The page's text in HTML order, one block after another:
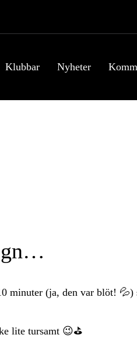
Klubbar Nyheter
minuter (ja, den var blöt! 💦)
lite tursamt 😉⛳️